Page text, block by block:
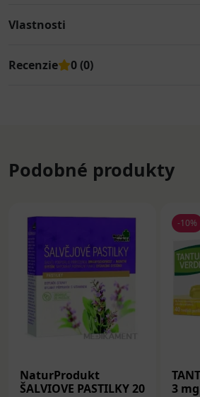
Vlastnosti
Recenzie 0 (0)
Podobné produkty
NaturProdukt
ŠALVIOVE PASTILKY 20
-10%
3